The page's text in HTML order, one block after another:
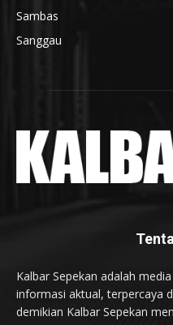
Sambas
Sanggau
Kalbar Sepekan adalah
informasi aktual, terpercaya
demikian Kalbar Sepekan